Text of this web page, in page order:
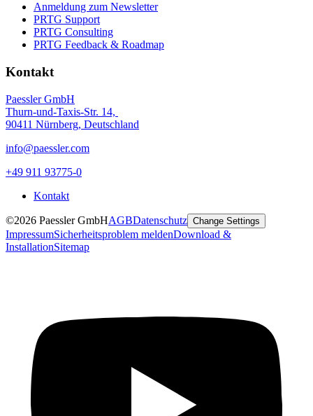
Anmeldung zum Newsletter
PRTG Support
PRTG Consulting
PRTG Feedback & Roadmap
Kontakt
Paessler GmbH
Thurn-und-Taxis-Str. 14,
90411 Nürnberg, Deutschland
info@paessler.com
+49 911 93775-0
Kontakt
©2026 Paessler GmbHAGBDatenschutz Change Settings
ImpressumSicherheitsproblem meldenDownload &
InstallationSitemap